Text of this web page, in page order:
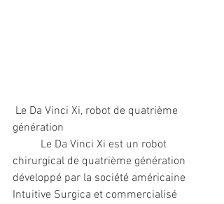
génération
chirurgical de quatrième génération
développé par la société américaine
Intuitive Surgica et commercialisé